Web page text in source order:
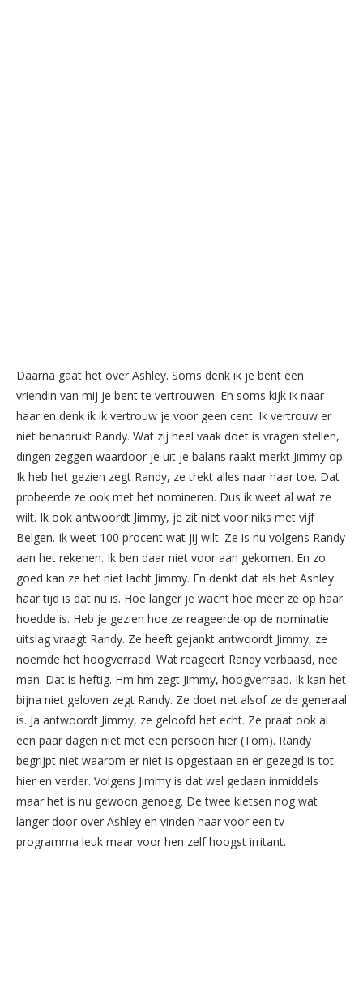
Daarna gaat het over Ashley. Soms denk ik je bent een
vriendin van mij je bent te vertrouwen. En soms kijk ik naar
haar en denk ik ik vertrouw je voor geen cent. Ik vertrouw er
niet benadrukt Randy. Wat zij heel vaak doet is vragen stellen,
dingen zeggen waardoor je uit je balans raakt merkt Jimmy op.
Ik heb het gezien zegt Randy, ze trekt alles naar haar toe. Dat
probeerde ze ook met het nomineren. Dus ik weet al wat ze
wilt. Ik ook antwoordt Jimmy, je zit niet voor niks met vijf
Belgen. Ik weet 100 procent wat jij wilt. Ze is nu volgens Randy
aan het rekenen. Ik ben daar niet voor aan gekomen. En zo
goed kan ze het niet lacht Jimmy. En denkt dat als het Ashley
haar tijd is dat nu is. Hoe langer je wacht hoe meer ze op haar
hoedde is. Heb je gezien hoe ze reageerde op de nominatie
uitslag vraagt Randy. Ze heeft gejankt antwoordt Jimmy, ze
noemde het hoogverraad. Wat reageert Randy verbaasd, nee
man. Dat is heftig. Hm hm zegt Jimmy, hoogverraad. Ik kan het
bijna niet geloven zegt Randy. Ze doet net alsof ze de generaal
is. Ja antwoordt Jimmy, ze geloofd het echt. Ze praat ook al
een paar dagen niet met een persoon hier (Tom). Randy
begrijpt niet waarom er niet is opgestaan en er gezegd is tot
hier en verder. Volgens Jimmy is dat wel gedaan inmiddels
maar het is nu gewoon genoeg. De twee kletsen nog wat
langer door over Ashley en vinden haar voor een tv
programma leuk maar voor hen zelf hoogst irritant.